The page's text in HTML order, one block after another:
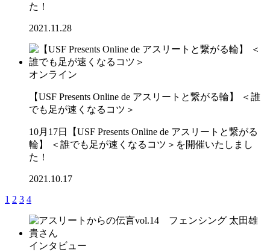
た！
2021.11.28
オンライン
【USF Presents Online de アスリートと繋がる輪】 ＜誰
でも足が速くなるコツ＞
10月17日【USF Presents Online de アスリートと繋がる
輪】 ＜誰でも足が速くなるコツ＞を開催いたしまし
た！
2021.10.17
1 2 3 4
インタビュー